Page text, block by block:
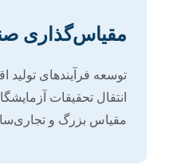
مقیاس‌گذاری
توسعه فرآیندهای تولید
انتقال تحقیقات
مقیاس بزرگ و